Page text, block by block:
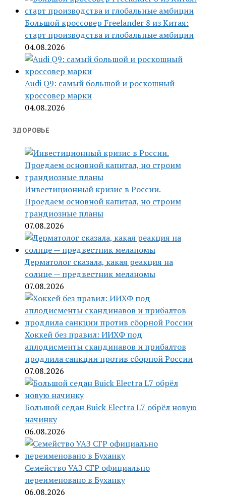
Большой кроссовер Freelander 8 из Китая:
старт производства и глобальные амбиции
04.08.2026
Audi Q9: самый большой и роскошный
кроссовер марки
04.08.2026
ЗДОРОВЬЕ
Инвестиционный кризис в России.
Проедаем основной капитал, но строим
грандиозные планы
07.08.2026
Дерматолог сказала, какая реакция на
солнце — предвестник меланомы
07.08.2026
Хоккей без правил: ИИХФ под
аплодисменты скандинавов и прибалтов
продлила санкции против сборной России
07.08.2026
Большой седан Buick Electra L7 обрёл новую
начинку
06.08.2026
Семейство УАЗ СГР официально
переименовано в Буханку
06.08.2026